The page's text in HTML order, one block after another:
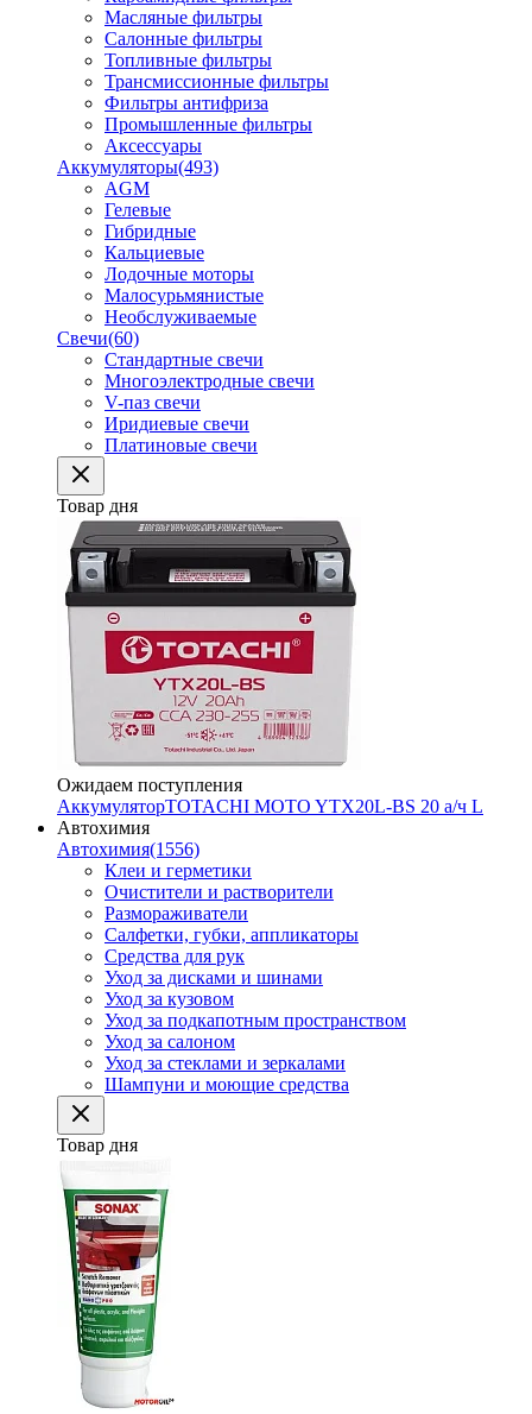
Масляные фильтры
Салонные фильтры
Топливные фильтры
Трансмиссионные фильтры
Фильтры антифриза
Промышленные фильтры
Аксессуары
Аккумуляторы(493)
AGM
Гелевые
Гибридные
Кальциевые
Лодочные моторы
Малосурьмянистые
Необслуживаемые
Свечи(60)
Стандартные свечи
Многоэлектродные свечи
V-паз свечи
Иридиевые свечи
Платиновые свечи
Товар дня
Ожидаем поступления
АккумуляторTOTACHI MOTO YTX20L-BS 20 а/ч L
Автохимия
Автохимия(1556)
Клеи и герметики
Очистители и растворители
Размораживатели
Салфетки, губки, аппликаторы
Средства для рук
Уход за дисками и шинами
Уход за кузовом
Уход за подкапотным пространством
Уход за салоном
Уход за стеклами и зеркалами
Шампуни и моющие средства
Товар дня